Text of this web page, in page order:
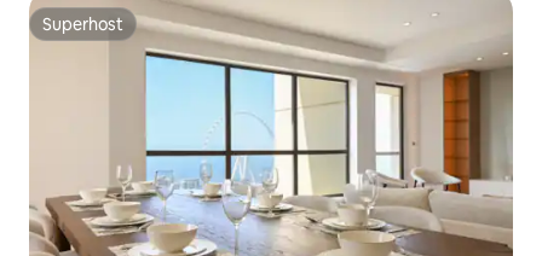
Superhost
Superhost